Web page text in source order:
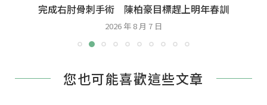
完成右肘骨刺手術 陳柏豪目標趕上明年春訓
2026 年 8 月 7 日
您也可能喜歡這些文章